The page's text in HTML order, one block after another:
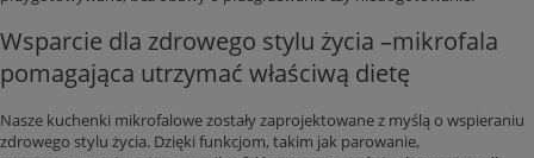
Wsparcie dla zdrowego stylu życia –mikrofala
pomagająca utrzymać właściwą dietę
Nasze kuchenki mikrofalowe zostały zaprojektowane z myślą o wspieraniu
zdrowego stylu życia. Dzięki funkcjom, takim jak parowanie,